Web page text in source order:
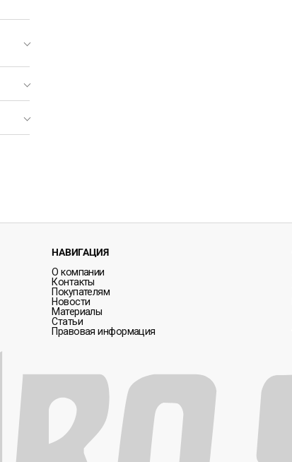
НАВИГАЦИЯ
О компании
Контакты
Покупателям
Новости
Материалы
Статьи
Правовая информация